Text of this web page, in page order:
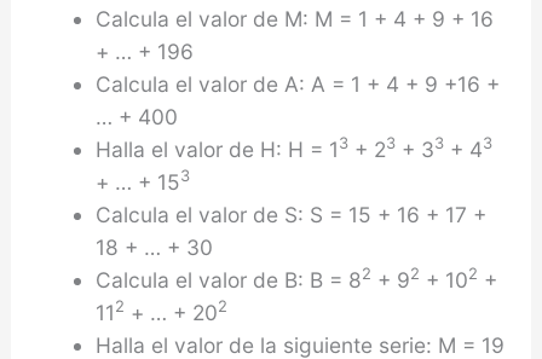
Calcula el valor de M: M = 1 + 4 + 9 + 16
+ … + 196
Calcula el valor de A: A = 1 + 4 + 9 +16 +
… + 400
Halla el valor de H: H = 13+ 23+ 33+ 43
+ … + 153
Calcula el valor de S: S = 15 + 16 + 17 +
18 + … + 30
Calcula el valor de B: B = 82 + 92 + 102 +
112 + … + 202
Halla el valor de la siguiente serie: M = 19